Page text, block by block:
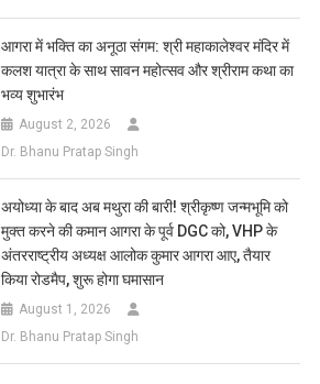
आगरा में भक्ति का अनूठा संगम: श्री महाकालेश्वर मंदिर में
कलश यात्रा के साथ सावन महोत्सव और श्रीराम कथा का
भव्य शुभारंभ
August 2, 2026
Dr. Bhanu Pratap Singh
अयोध्या के बाद अब मथुरा की बारी! श्रीकृष्ण जन्मभूमि को
मुक्त करने की कमान आगरा के पूर्व DGC को, VHP के
अंतरराष्ट्रीय अध्यक्ष आलोक कुमार आगरा आए, तैयार
किया रोडमैप, शुरू होगा घमासान
August 1, 2026
Dr. Bhanu Pratap Singh